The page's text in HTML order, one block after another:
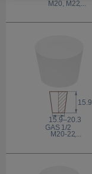
M20, M22,...
15.9
GAS 1/2
15.9–20.3
M20-22,...